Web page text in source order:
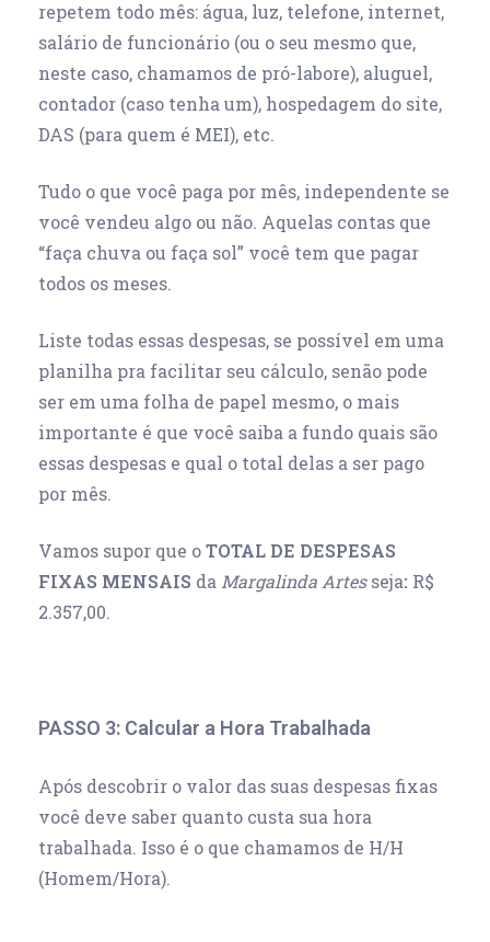
repetem todo mês: água, luz, telefone, internet,
salário de funcionário (ou o seu mesmo que,
neste caso, chamamos de pró-labore), aluguel,
contador (caso tenha um), hospedagem do site,
DAS (para quem é MEI), etc.
Tudo o que você paga por mês, independente se
você vendeu algo ou não. Aquelas contas que
“faça chuva ou faça sol” você tem que pagar
todos os meses.
Liste todas essas despesas, se possível em uma
planilha pra facilitar seu cálculo, senão pode
ser em uma folha de papel mesmo, o mais
importante é que você saiba a fundo quais são
essas despesas e qual o total delas a ser pago
por mês.
Vamos supor que oTOTAL DE DESPESAS
FIXAS MENSAIS da Margalinda Artesseja: R$
2.357,00.
PASSO 3: Calcular a Hora Trabalhada
Após descobrir o valor das suas despesas fixas
você deve saber quanto custa sua hora
trabalhada. Isso é o que chamamos de H/H
(Homem/Hora).